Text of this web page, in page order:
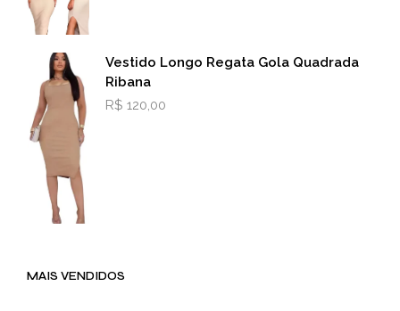
Vestido Longo Regata Gola Quadrada
Ribana
R$ 120,00
MAIS VENDIDOS